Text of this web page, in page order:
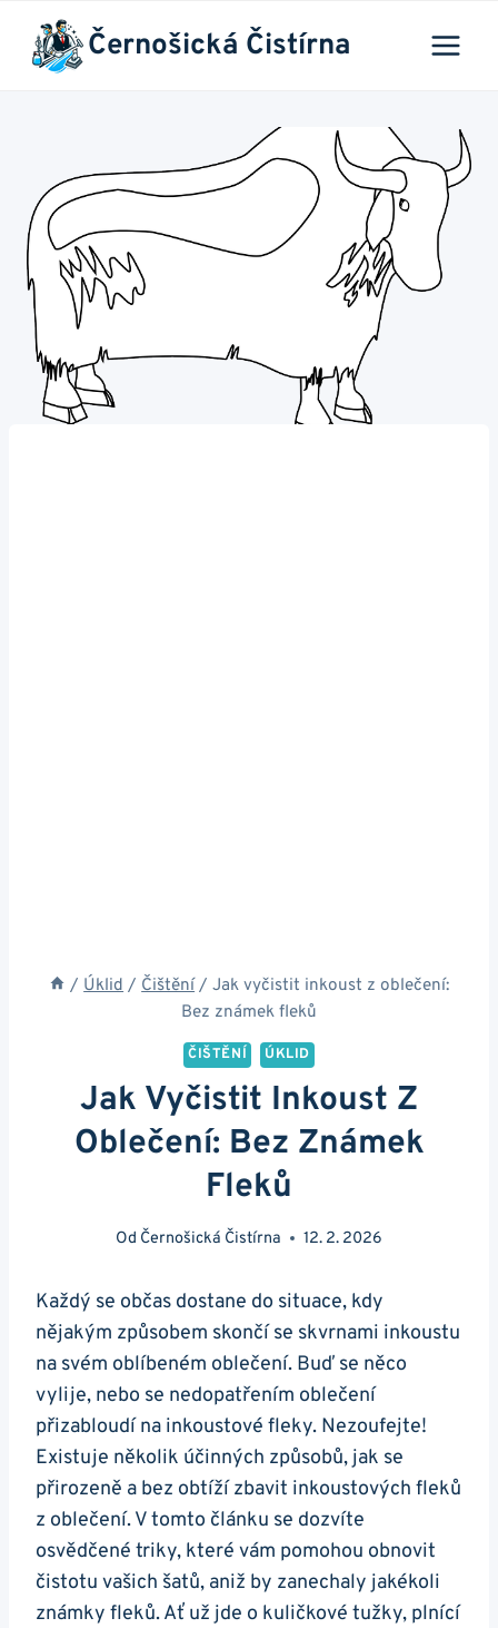
Přeskočit
obsah
Černošická Čistírna
/ Úklid / Čištění / Jak vyčistit inkoust z oblečení:
Bez známek fleků
ČIŠTĚNÍ ÚKLID
Jak Vyčistit Inkoust Z
Oblečení: Bez Známek
Fleků
Od Černošická Čistírna 12. 2. 2026
Každý se občas dostane do situace, kdy
nějakým způsobem skončí se skvrnami inkoustu
na svém oblíbeném oblečení. Buď se něco
vylije, nebo se nedopatřením oblečení
přizabloudí na inkoustové fleky. Nezoufejte!
Existuje několik účinných způsobů, jak se
přirozeně a bez obtíží zbavit inkoustových fleků
z oblečení. V tomto článku se dozvíte
osvědčené triky, které vám pomohou obnovit
čistotu vašich šatů, aniž by zanechaly jakékoli
známky fleků. Ať už jde o kuličkové tužky, plnící